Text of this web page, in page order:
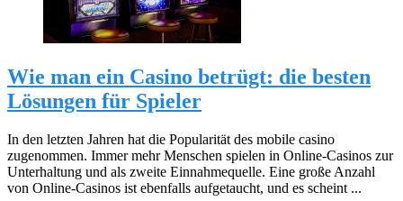
Wie man ein Casino betrügt: die besten
Lösungen für Spieler
In den letzten Jahren hat die Popularität des mobile casino
zugenommen. Immer mehr Menschen spielen in Online-Casinos zur
Unterhaltung und als zweite Einnahmequelle. Eine große Anzahl
von Online-Casinos ist ebenfalls aufgetaucht, und es scheint ...